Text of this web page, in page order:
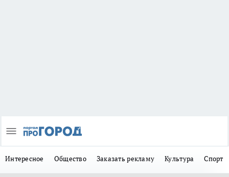
Интересное Общество Заказать рекламу Культура Спорт